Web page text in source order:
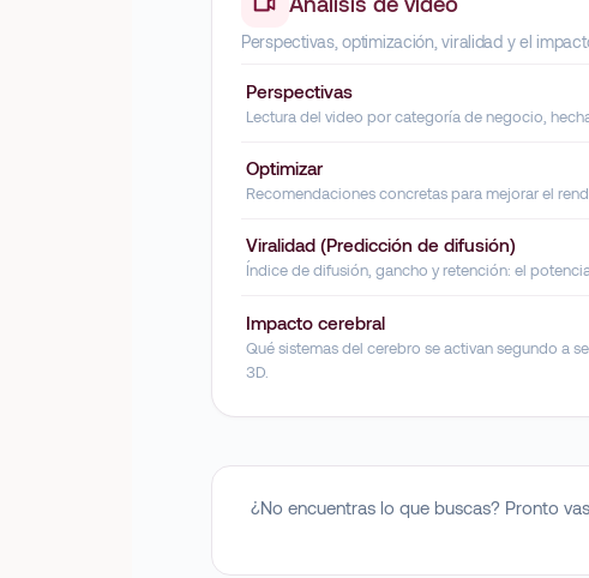
Perspectivas, optimización, viralidad y el
Perspectivas
Lectura del video por categoría de negocio,
Optimizar
Recomendaciones concretas para mejorar el
Viralidad (Predicción de difusión)
Índice de difusión, gancho y retención: el
Impacto cerebral
Qué sistemas del cerebro se activan segundo a
3D.
¿No encuentras lo que buscas? Pronto